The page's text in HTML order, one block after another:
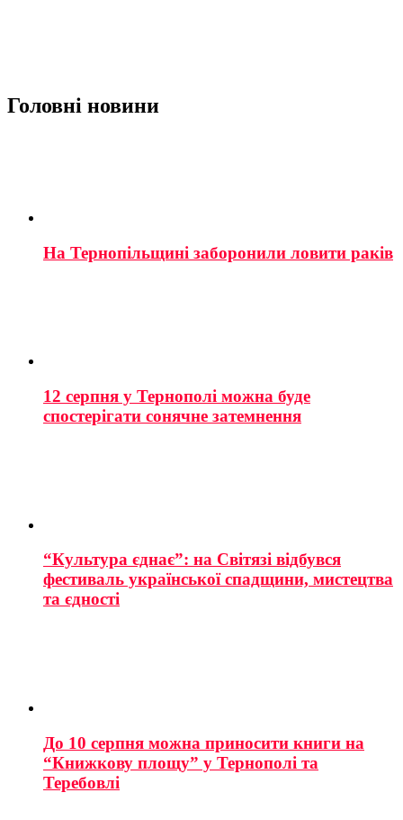
Головні новини
На Тернопільщині заборонили ловити раків
12 серпня у Тернополі можна буде
спостерігати сонячне затемнення
“Культура єднає”: на Світязі відбувся
фестиваль української спадщини, мистецтва
та єдності
До 10 серпня можна приносити книги на
“Книжкову площу” у Тернополі та
Теребовлі